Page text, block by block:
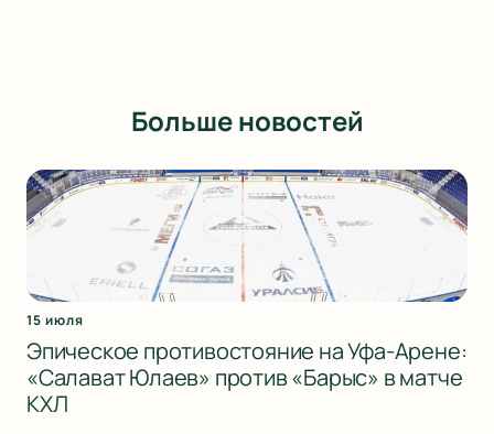
Больше новостей
15 июля
Эпическое противостояние на Уфа-Арене:
«Салават Юлаев» против «Барыс» в матче
КХЛ